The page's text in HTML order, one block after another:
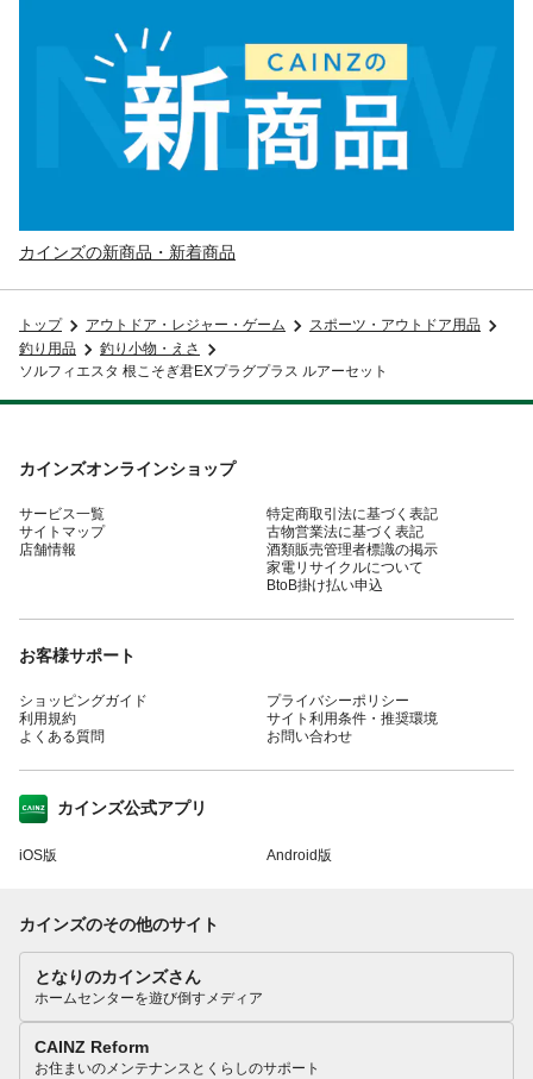
カインズの新商品・新着商品
トップ アウトドア・レジャー・ゲーム
スポーツ・アウトドア用品
釣り用品
釣り小物・えさ
ソルフィエスタ 根こそぎ君EXプラグプラス ルアーセット
カインズオンラインショップ
サービス一覧
サイトマップ
店舗情報
特定商取引法に基づく表記
古物営業法に基づく表記
酒類販売管理者標識の掲示
家電リサイクルについて
BtoB掛け払い申込
お客様サポート
ショッピングガイド
利用規約
よくある質問
プライバシーポリシー
サイト利用条件・推奨環境
お問い合わせ
カインズ公式アプリ
iOS版 Android版
カインズのその他のサイト
となりのカインズさん
ホームセンターを遊び倒すメディア
CAINZ Reform
お住まいのメンテナンスとくらしのサポート